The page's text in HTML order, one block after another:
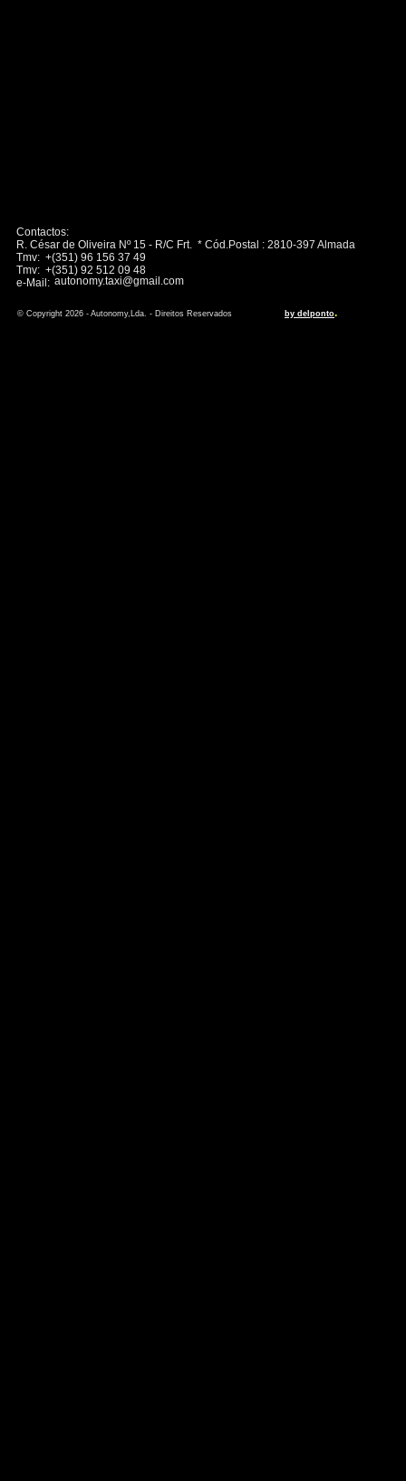
Contactos:
R. César de Oliveira Nº 15 - R/C Frt. * Cód.Postal : 2810-397 Almada
Tmv: +(351) 96 156 37 49
Tmv: +(351) 92 512 09 48
e-Mail:
© Copyright 2026 - Autonomy,Lda. - Direitos Reservados by delponto.
autonomy.taxi@gmail.com